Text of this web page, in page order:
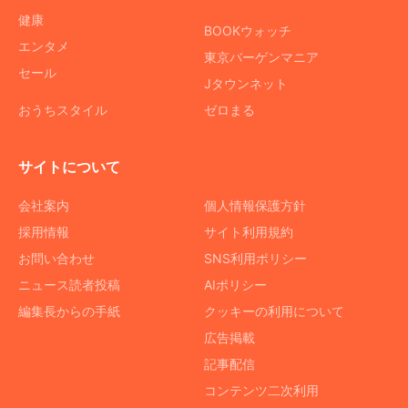
健康
エンタメ
セール
おうちスタイル
BOOKウォッチ
東京バーゲンマニア
Jタウンネット
ゼロまる
サイトについて
会社案内
採用情報
お問い合わせ
ニュース読者投稿
編集長からの手紙
個人情報保護方針
サイト利用規約
SNS利用ポリシー
AIポリシー
クッキーの利用について
広告掲載
記事配信
コンテンツ二次利用